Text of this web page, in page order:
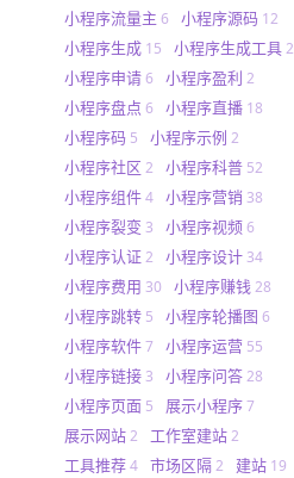
小程序流量主 6 小程序源码 12
小程序生成 15 小程序生成工具 2
小程序申请 6 小程序盈利 2
小程序盘点 6 小程序直播 18
小程序码 5 小程序示例 2
小程序社区 2 小程序科普 52
小程序组件 4 小程序营销 38
小程序裂变 3 小程序视频 6
小程序认证 2 小程序设计 34
小程序费用 30 小程序赚钱 28
小程序跳转 5 小程序轮播图 6
小程序软件 7 小程序运营 55
小程序链接 3 小程序问答 28
小程序页面 5 展示小程序 7
展示网站 2 工作室建站 2
工具推荐 4 市场区隔 2 建站 19